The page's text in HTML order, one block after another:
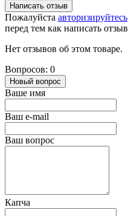
Написать отзыв
Пожалуйста авторизируйтесь
перед тем как написать отзыв
Нет отзывов об этом товаре.
Вопросов: 0
Новый вопрос
Ваше имя
Ваш e-mail
Ваш вопрос
Капча